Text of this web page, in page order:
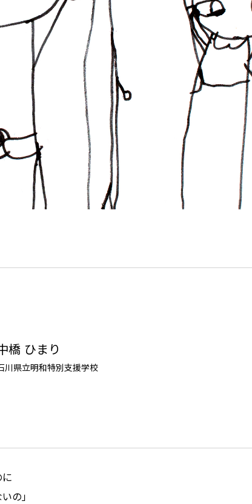
橋 ひまり
川県立明和特別支援学校
に
の」